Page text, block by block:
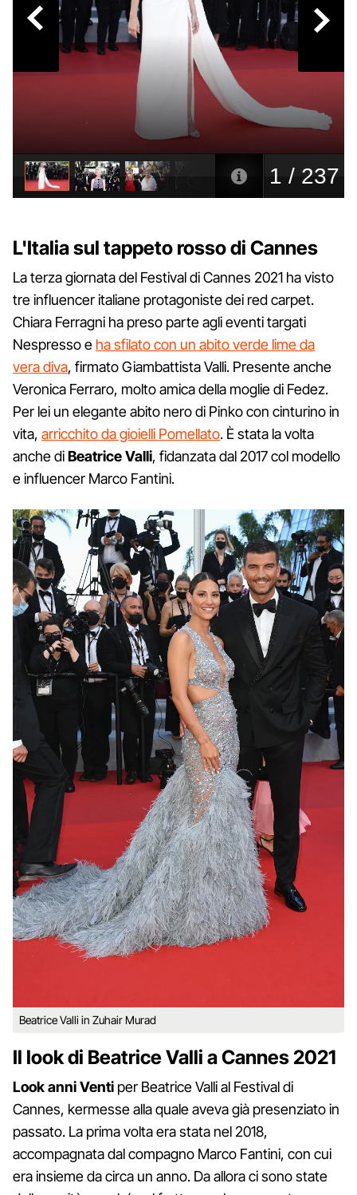
L'Italia sul tappeto rosso di Cannes
La terza giornata del Festival di Cannes 2021 ha visto
tre influencer italiane protagoniste dei red carpet.
Chiara Ferragni ha preso parte agli eventi targati
Nespresso e ha sfilato con un abito verde lime da
vera diva, firmato Giambattista Valli. Presente anche
Veronica Ferraro, molto amica della moglie di Fedez.
Per lei un elegante abito nero di Pinko con cinturino in
vita, arricchito da gioielli Pomellato. È stata la volta
anche diBeatrice Valli, fidanzata dal 2017 col modello
e influencer Marco Fantini.
Beatrice Valli in Zuhair Murad
Il look di Beatrice Valli a Cannes 2021
Look anni Venti per Beatrice Valli al Festival di
Cannes, kermesse alla quale aveva già presenziato in
passato. La prima volta era stata nel 2018,
accompagnata dal compagno Marco Fantini, con cui
era insieme da circa un anno. Da allora ci sono state